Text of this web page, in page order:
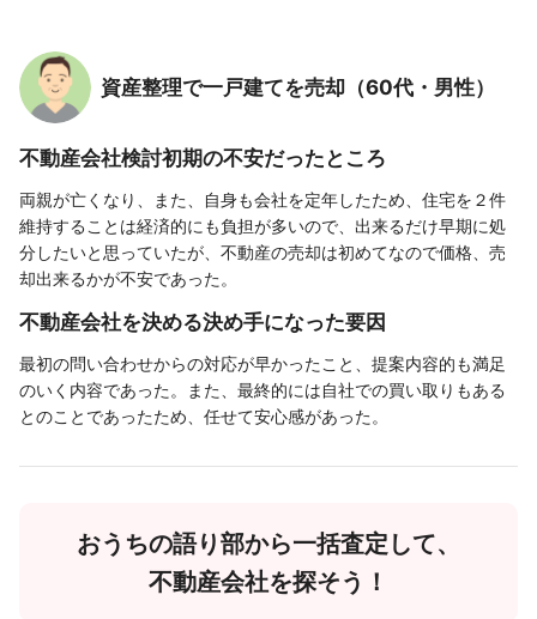
資産整理で一戸建てを売却（60代・男性）
不動産会社検討初期の不安だったところ
両親が亡くなり、また、自身も会社を定年したため、住宅を２件
維持することは経済的にも負担が多いので、出来るだけ早期に処
分したいと思っていたが、不動産の売却は初めてなので価格、売
却出来るかが不安であった。
不動産会社を決める決め手になった要因
最初の問い合わせからの対応が早かったこと、提案内容的も満足
のいく内容であった。また、最終的には自社での買い取りもある
とのことであったため、任せて安心感があった。
おうちの語り部から一括査定して、
不動産会社を探そう！